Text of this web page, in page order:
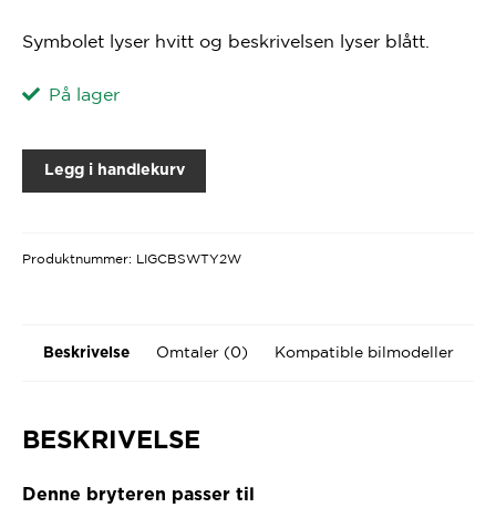
Symbolet lyser hvitt og beskrivelsen lyser blått.
På lager
Legg i handlekurv
Produktnummer: LIGCBSWTY2W
Beskrivelse Omtaler (0) Kompatible bilmodeller
BESKRIVELSE
Denne bryteren passer til